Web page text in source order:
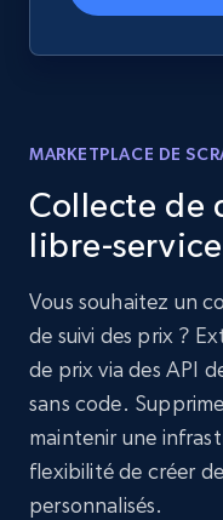
MARKETPLACE DE
Collecte de
libre-service
Vous souhaitez un
de suivi des prix ?
de prix via des API
sans code.
maintenir une
flexibilité de créer
personnalisés.